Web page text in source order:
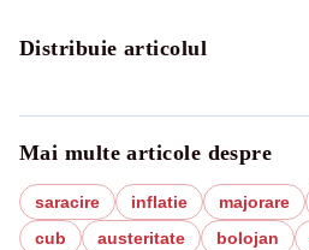
Distribuie articolul
Mai multe articole despre
saracire inflatie majorare
cub
austeritate bolojan